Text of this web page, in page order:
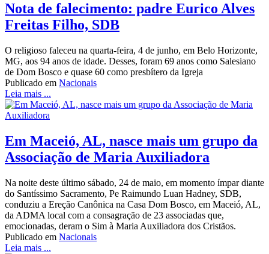
Nota de falecimento: padre Eurico Alves
Freitas Filho, SDB
O religioso faleceu na quarta-feira, 4 de junho, em Belo Horizonte,
MG, aos 94 anos de idade. Desses, foram 69 anos como Salesiano
de Dom Bosco e quase 60 como presbítero da Igreja
Publicado em Nacionais
Leia mais ...
Em Maceió, AL, nasce mais um grupo da
Associação de Maria Auxiliadora
Na noite deste último sábado, 24 de maio, em momento ímpar diante
do Santíssimo Sacramento, Pe Raimundo Luan Hadney, SDB,
conduziu a Ereção Canônica na Casa Dom Bosco, em Maceió, AL,
da ADMA local com a consagração de 23 associadas que,
emocionadas, deram o Sim à Maria Auxiliadora dos Cristãos.
Publicado em Nacionais
Leia mais ...